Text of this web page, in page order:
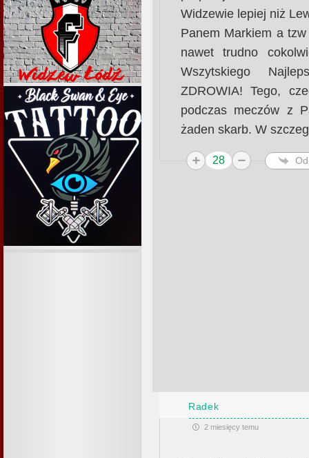
Widzewie lepiej niż
Panem Markiem a
nawet trudno
Wszytskiego
ZDROWIA! Tego,
podczas meczów z
żaden skarb. W
28
Radek
2 miesięcy temu